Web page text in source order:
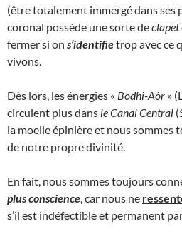
(être totalement immergé dans ses
coronal possède une sorte declapet
fermer si on s’identifietrop avec ce
vivons.
Dès lors, les énergies « Bodhi-Aôr »
circulent plus dans le Canal Central (
la moelle épinière et nous sommes
de notre propre divinité.
En fait, nous sommes toujours
plus conscience , car nous ne
s’il est indéfectible et permanent